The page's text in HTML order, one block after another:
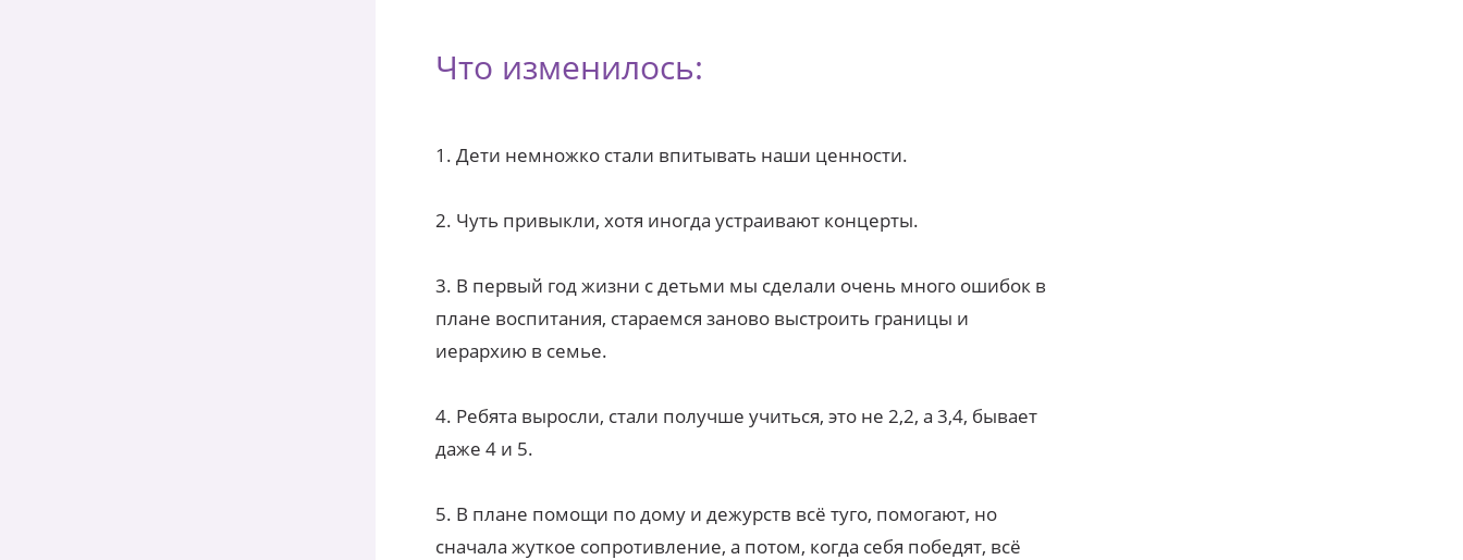
Что изменилось:
1. Дети немножко стали впитывать наши ценности.
2. Чуть привыкли, хотя иногда устраивают концерты.
3. В первый год жизни с детьми мы сделали очень много ошибок в
плане воспитания, стараемся заново выстроить границы и
иерархию в семье.
4. Ребята выросли, стали получше учиться, это не 2,2, а 3,4, бывает
даже 4 и 5.
5. В плане помощи по дому и дежурств всё туго, помогают, но
сначала жуткое сопротивление, а потом, когда себя победят, всё